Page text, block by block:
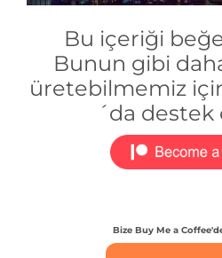
Bu içeriği
Bunun gibi
üretebilmemiz
´da destek
Bize Buy Me a